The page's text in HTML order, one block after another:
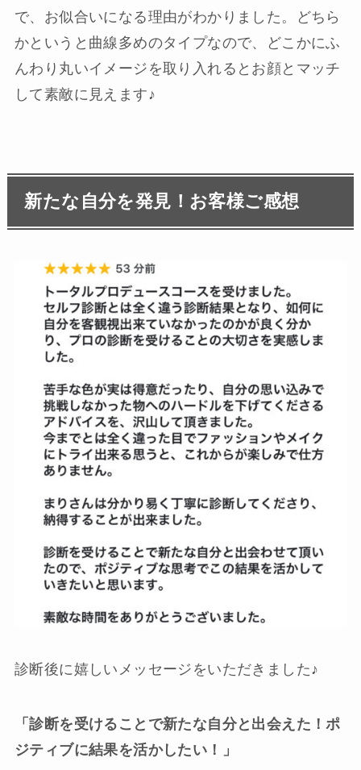
で、お似合いになる理由がわかりました。どちら
かというと曲線多めのタイプなので、どこかにふ
んわり丸いイメージを取り入れるとお顔とマッチ
して素敵に見えます♪
新たな自分を発見！お客様ご感想
診断後に嬉しいメッセージをいただきました♪
「診断を受けることで新たな自分と出会えた！ポ
ジティブに結果を活かしたい！」